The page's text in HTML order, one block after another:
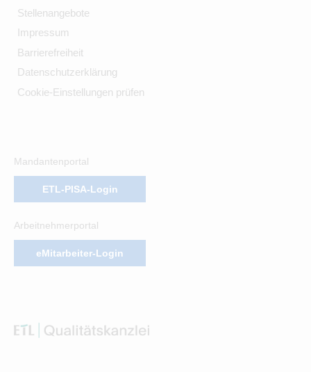
Stellenangebote
Impressum
Barrierefreiheit
Datenschutzerklärung
Cookie-Einstellungen prüfen
Mandantenportal
ETL-PISA-Login
Arbeitnehmerportal
eMitarbeiter-Login